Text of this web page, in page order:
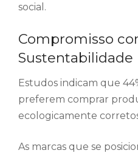
social.
Compromisso
Sustentabilidade
Estudos indicam que
preferem comprar
ecologicamente
As marcas que se